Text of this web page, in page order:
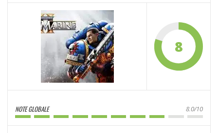
8
NOTE GLOBALE 8.0/10